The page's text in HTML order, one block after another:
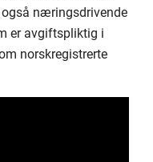
også næringsdrivende
er avgiftspliktig i
norskregistrerte